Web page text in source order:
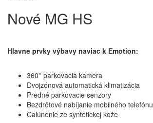
Nové MG HS
Hlavne prvky výbavy naviac k Emotion:
360° parkovacia kamera
Dvojzónová automatická klimatizácia
Predné parkovacie senzory
Bezdrôtové nabíjanie mobilného telefónu
Čalúnenie ze syntetickej kože